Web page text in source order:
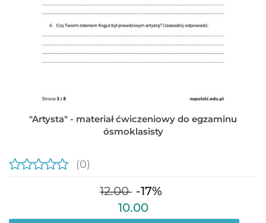
"Artysta" - materiał ćwiczeniowy do egzaminu
ósmoklasisty
(0)
12.00 -17%
10.00